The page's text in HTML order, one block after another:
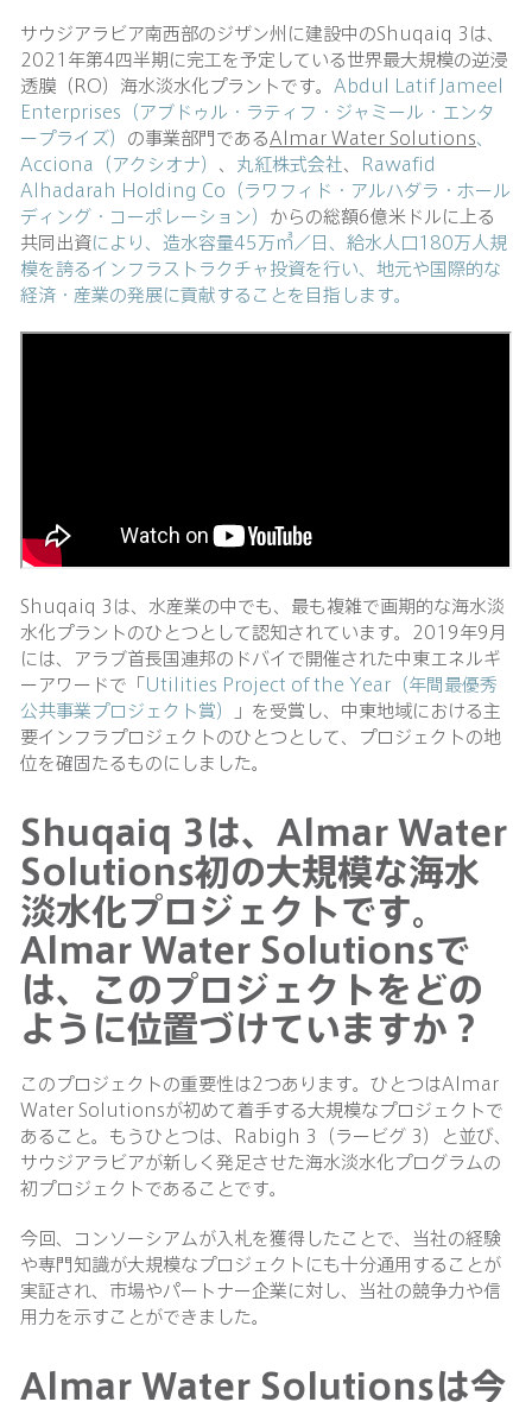
サウジアラビア南西部のジザン州に建設中のShuqaiq 3は、
2021年第4四半期に完工を予定している世界最大規模の逆浸
透膜（RO）海水淡水化プラントです。 Abdul Latif Jameel
Enterprises（アブドゥル・ラティフ・ジャミール・エンタ
ープライズ） の事業部門であるAlmar Water Solutions、
Acciona（アクシオナ） 、 丸紅株式会社、 Rawafid
Alhadarah Holding Co（ラワフィド・アルハダラ・ホール
ディング・コーポレーション） からの総額6億米ドルに上る
共同出資により、造水容量45万㎥／日、給水人口180万人規
模を誇るインフラストラクチャ投資を行い、地元や国際的な
経済・産業の発展に貢献することを目指します。
Shuqaiq 3は、水産業の中でも、最も複雑で画期的な海水淡
水化プラントのひとつとして認知されています。2019年9月
には、アラブ首長国連邦のドバイで開催された中東エネルギ
ーアワードで「Utilities Project of the Year（年間最優秀
公共事業プロジェクト賞）
」を受賞し、中東地域における主
要インフラプロジェクトのひとつとして、プロジェクトの地
位を確固たるものにしました。
Shuqaiq 3は、Almar Water
Solutions初の大規模な海水
淡水化プロジェクトです。
Almar Water Solutionsで
は、このプロジェクトをどの
ように位置づけていますか？
このプロジェクトの重要性は2つあります。ひとつはAlmar
Water Solutionsが初めて着手する大規模なプロジェクトで
あること。もうひとつは、Rabigh 3（ラービグ 3）と並び、
サウジアラビアが新しく発足させた海水淡水化プログラムの
初プロジェクトであることです。
今回、コンソーシアムが入札を獲得したことで、当社の経験
や専門知識が大規模なプロジェクトにも十分通用することが
実証され、市場やパートナー企業に対し、当社の競争力や信
用力を示すことができました。
Almar Water Solutionsは今